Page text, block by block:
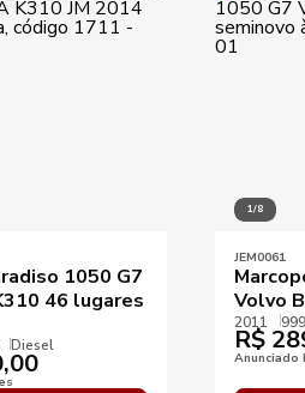
1050 G7
46 lugares
Diesel
1/8
JEM0061
Volvo
2011
R$
Anunciado